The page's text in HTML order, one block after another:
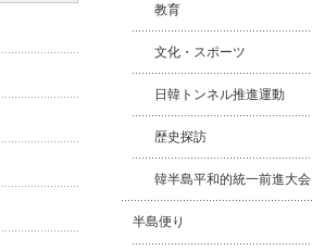
教育
文化・スポーツ
日韓トンネル推進運動
歴史探訪
韓半島平和的統一前進大会
半島便り